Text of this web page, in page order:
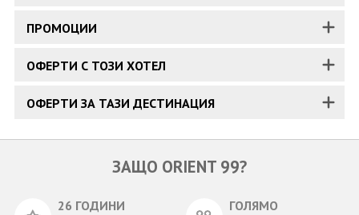
ПРОМОЦИИ
ОФЕРТИ С ТОЗИ ХОТЕЛ
ОФЕРТИ ЗА ТАЗИ ДЕСТИНАЦИЯ
ЗАЩО ORIENT 99?
26 ГОДИНИ ГОЛЯМО